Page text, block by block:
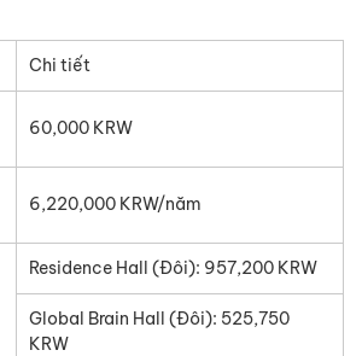
Chi tiết
60,000 KRW
6,220,000 KRW/năm
Residence Hall (Đôi): 957,200 KRW
Global Brain Hall (Đôi): 525,750
KRW